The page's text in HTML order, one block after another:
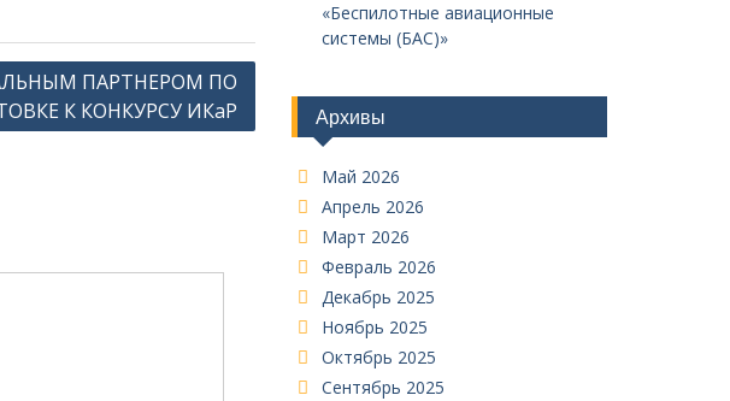
ПАРТНЕРОМ ПО
К КОНКУРСУ ИКаР
«Беспилотные авиационные
системы (БАС)»
Архивы
Май 2026
Апрель 2026
Март 2026
Февраль 2026
Декабрь 2025
Ноябрь 2025
Октябрь 2025
Сентябрь 2025